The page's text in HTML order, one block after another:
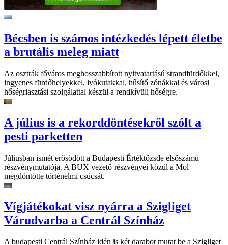
Bécsben is számos intézkedés lépett életbe
a brutális meleg miatt
Az osztrák főváros meghosszabbított nyitvatartású strandfürdőkkel,
ingyenes fürdőhelyekkel, ivókutakkal, hűsítő zónákkal és városi
hőségriasztási szolgálattal készül a rendkívüli hőségre.
A július is a rekorddöntésekről szólt a
pesti parketten
Júliusban ismét erősödött a Budapesti Értéktőzsde elsőszámú
részvénymutatója. A BUX vezető részvényei közül a Mol
megdöntötte történelmi csúcsát.
Vígjátékokat visz nyárra a Szigliget
Várudvarba a Centrál Színház
A budapesti Centrál Színház idén is két darabot mutat be a Szigliget